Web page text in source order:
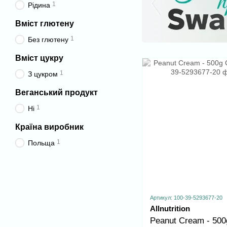
Артикул: 100-39-5293677-20
Allnutrition
Peanut Cream -
Рідина 1
Вміст глютену
Без глютену 1
Вміст цукру
З цукром 1
Веганський продукт
Ні 1
Країна виробник
Польща 1